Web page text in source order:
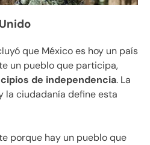
que México es hoy un país
un pueblo que participa,
de independencia. La
la ciudadanía define esta
porque hay un pueblo que